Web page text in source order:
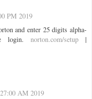
PM 2019
and enter 25 digits alpha-
login. norton.com/setup|
AM 2019